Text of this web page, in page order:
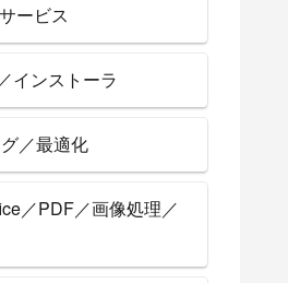
ービス
インストーラ
／最適化
／PDF／画像処理／